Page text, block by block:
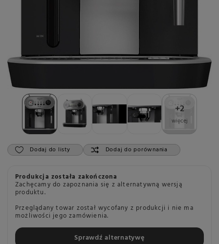
+2
więcej
Dodaj do listy Dodaj do porównania
Produkcja została zakończona
Zachęcamy do zapoznania się z alternatywną wersją
produktu.
Przeglądany towar został wycofany z produkcji i nie ma
możliwości jego zamówienia.
Sprawdź alternatywę